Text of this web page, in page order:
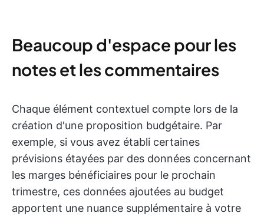
Beaucoup d'espace pour les
notes et les commentaires
Chaque élément contextuel compte lors de la
création d'une proposition budgétaire. Par
exemple, si vous avez établi certaines
prévisions étayées par des données concernant
les marges bénéficiaires pour le prochain
trimestre, ces données ajoutées au budget
apportent une nuance supplémentaire à votre